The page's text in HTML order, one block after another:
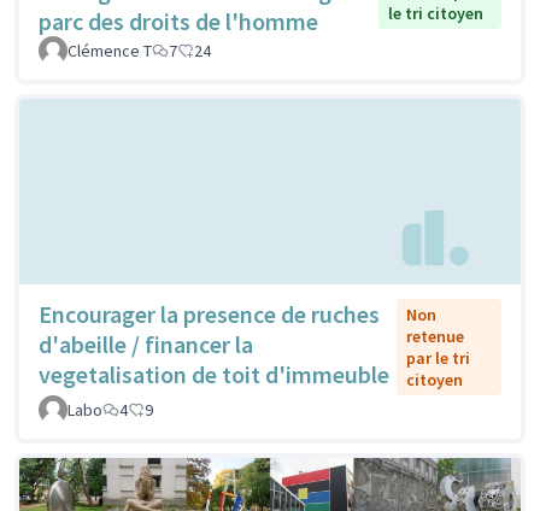
parc des droits de l'homme
le tri citoyen
Clémence T
7 24
Encourager la presence de ruches
d'abeille / financer la
vegetalisation de toit d'immeuble
Non
retenue
par le tri
citoyen
Labo
4 9